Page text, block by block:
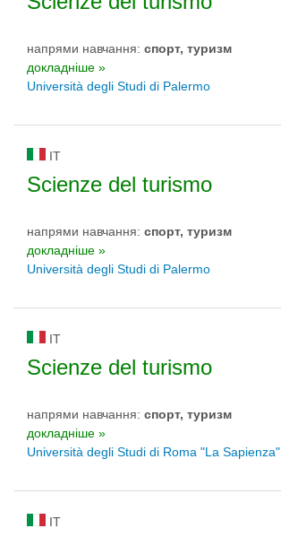
напрями навчання: спорт, туризм
докладніше »
Università degli Studi di Palermo
IT
Scienze del turismo
напрями навчання: спорт, туризм
докладніше »
Università degli Studi di Palermo
IT
Scienze del turismo
напрями навчання: спорт, туризм
докладніше »
Università degli Studi di Roma "La Sapienza"
IT